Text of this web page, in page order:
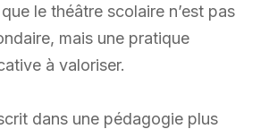
le théâtre scolaire n’est pas
mais une pratique
à valoriser.
dans une pédagogie plus